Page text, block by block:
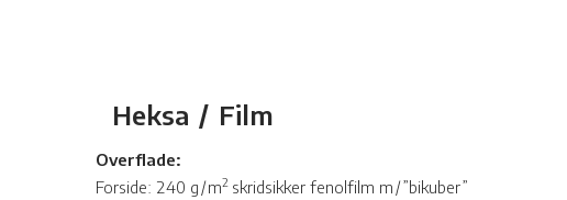
Heksa / Film
Overflade:
Forside: 240 g/m2 skridsikker fenolfilm m/”bikuber”